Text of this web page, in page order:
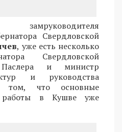
Свердловской
, уже есть несколько
Свердловской
и министр
и руководства
том, что основные
работы в Кушве уже